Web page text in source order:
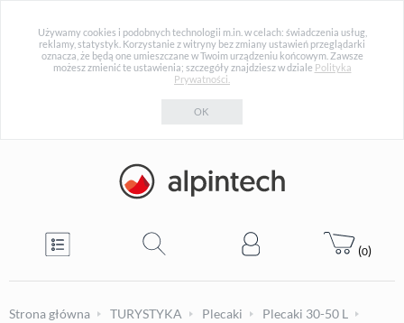
Używamy cookies i podobnych technologii m.in. w celach: świadczenia usług,
reklamy, statystyk. Korzystanie z witryny bez zmiany ustawień przeglądarki
oznacza, że będą one umieszczane w Twoim urządzeniu końcowym. Zawsze
możesz zmienić te ustawienia; szczegóły znajdziesz w dziale Polityka
Prywatności.
OK
(0)
Strona główna TURYSTYKA Plecaki
Plecaki 30-50 L